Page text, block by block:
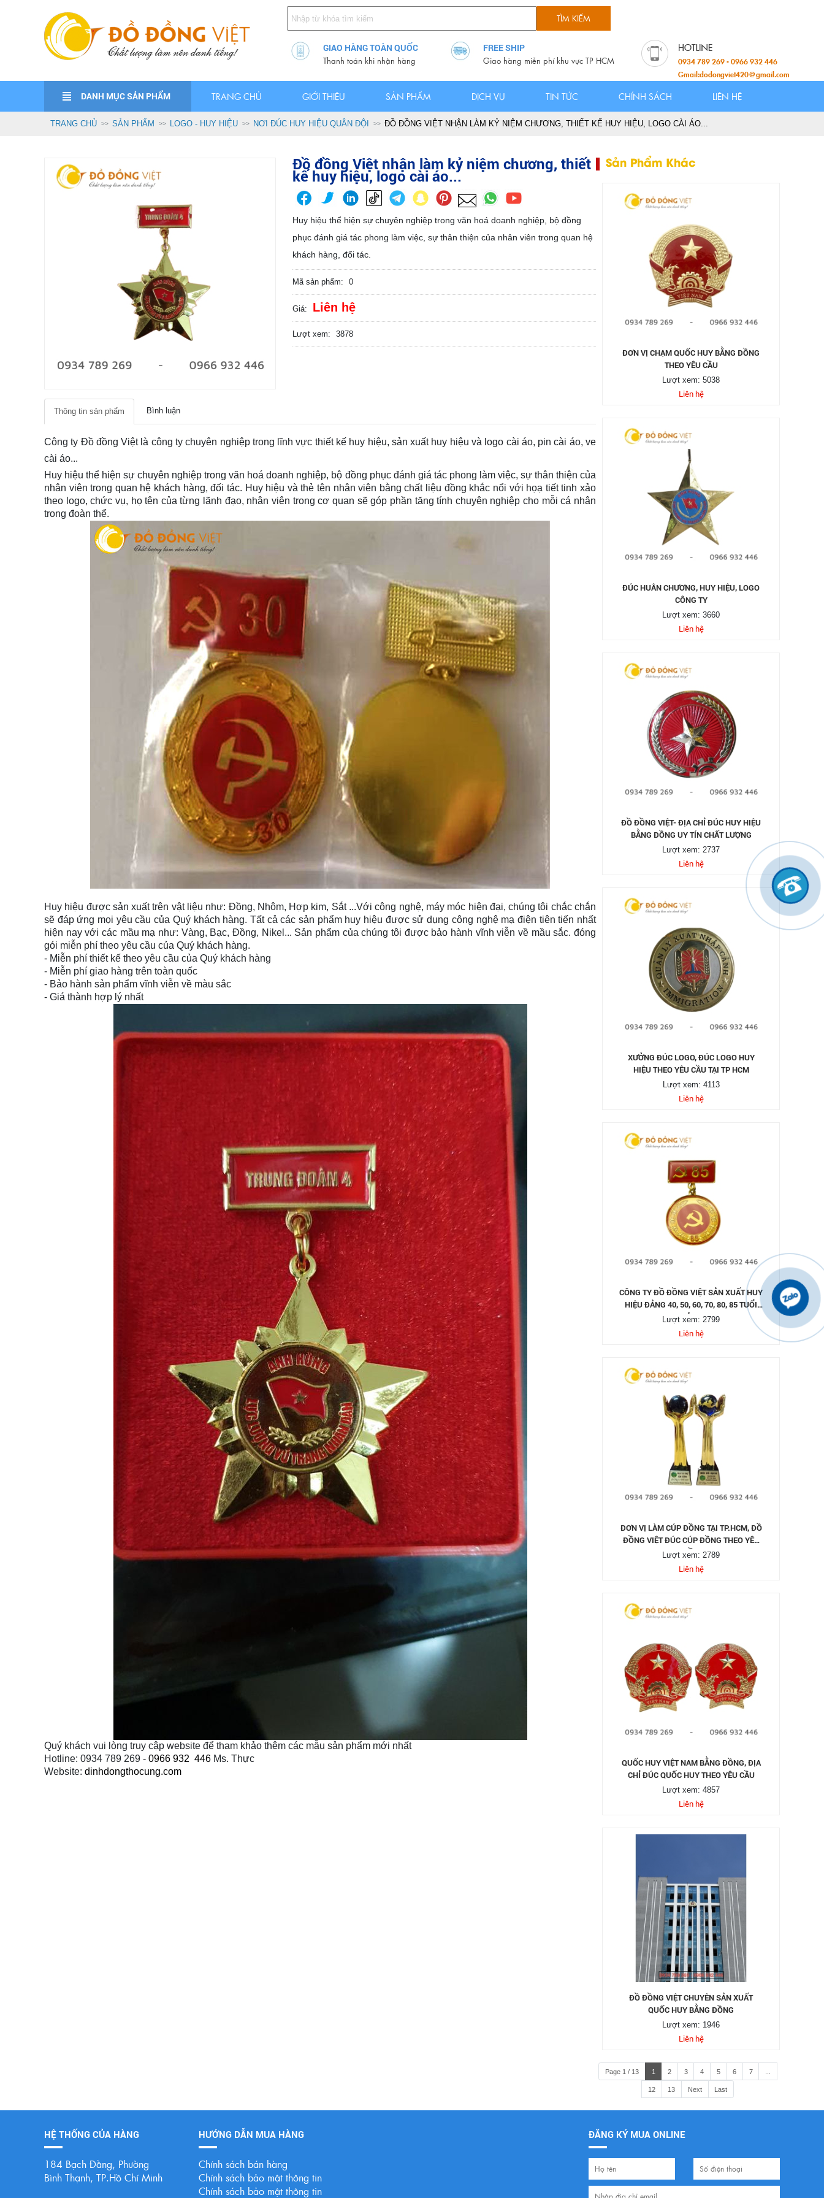
GIAO HÀNG TOÀN QUỐC
Thanh toán khi nhận hàng
FREE SHIP
Giao hàng miễn phí khu vực TP HCM
0934 789 269 - 0966 932 446
Gmail:dodongviet420@gmail.com
DANH MỤC SẢN PHẨM TRANG CHỦ GIỚI THIỆU SẢN PHẨM DỊCH VỤ TIN TỨC CHÍNH SÁCH LIÊN HỆ
TRANG CHỦ SẢN PHẨM LOGO - HUY HIỆU NƠI ĐÚC HUY HIỆU QUÂN ĐỘI ĐỒ ĐỒNG VIỆT NHẬN LÀM KỶ NIỆM CHƯƠNG, THIẾT KẾ HUY HIỆU, LOGO CÀI ÁO...
Đồ đồng Việt nhận làm kỷ niệm chương, thiết
kế huy hiệu, logo cài áo...
Huy hiệu thể hiện sự chuyên nghiệp trong văn hoá doanh nghiệp, bộ đồng
phục đánh giá tác phong làm việc, sự thân thiện của nhân viên trong quan hệ
khách hàng, đối tác.
Mã sản phẩm: 0
Giá: Liên hệ
Lượt xem: 3878
Thông tin sản phẩm Bình luận
Công ty Đồ đồng Việt là công ty chuyên nghiệp trong lĩnh vực thiết kế huy hiệu, sản xuất huy hiệu và logo cài áo, pin cài áo, ve
cài áo...
Huy hiệu thể hiện sự chuyên nghiệp trong văn hoá doanh nghiệp, bộ đồng phục đánh giá tác phong làm việc, sự thân thiện của
nhân viên trong quan hệ khách hàng, đối tác. Huy hiệu và thẻ tên nhân viên bằng chất liệu đồng khắc nổi với họạ tiết tinh xảo
theo logo, chức vụ, họ tên của từng lãnh đạo, nhân viên trong cơ quan sẽ góp phần tăng tính chuyên nghiệp cho mỗi cá nhân
trong đoàn thể.
Huy hiệu được sản xuất trên vật liệu như: Đồng, Nhôm, Hợp kim, Sắt ...Với công nghệ, máy móc hiện đại, chúng tôi chắc chắn
sẽ đáp ứng mọi yêu cầu của Quý khách hàng. Tất cả các sản phẩm huy hiệu được sử dụng công nghệ mạ điện tiên tiến nhất
hiện nay với các mầu mạ như: Vàng, Bạc, Đồng, Nikel... Sản phẩm của chúng tôi được bảo hành vĩnh viễn về mầu sắc. đóng
gói miễn phí theo yêu cầu của Quý khách hàng.
- Miễn phí thiết kế theo yêu cầu của Quý khách hàng
- Miễn phí giao hàng trên toàn quốc
- Bảo hành sản phẩm vĩnh viễn về màu sắc
- Giá thành hợp lý nhất
Quý khách vui lòng truy cập website để tham khảo thêm các mẫu sản phẩm mới nhất
Hotline: 0934 789 269 - 0966 932 446 Ms. Thực
Website: dinhdongthocung.com
Sản Phẩm Khác
ĐƠN VỊ CHẠM QUỐC HUY BẰNG ĐỒNG
THEO YÊU CẦU
Lượt xem: 5038
Liên hệ
ĐÚC HUÂN CHƯƠNG, HUY HIỆU, LOGO
CÔNG TY
Lượt xem: 3660
Liên hệ
ĐỒ ĐỒNG VIỆT- ĐỊA CHỈ ĐÚC HUY HIỆU
BẰNG ĐỒNG UY TÍN CHẤT LƯỢNG
Lượt xem: 2737
Liên hệ
XƯỞNG ĐÚC LOGO, ĐÚC LOGO HUY
HIỆU THEO YÊU CẦU TẠI TP HCM
Lượt xem: 4113
Liên hệ
CÔNG TY ĐỒ ĐỒNG VIỆT SẢN XUẤT HUY
HIỆU ĐẢNG 40, 50, 60, 70, 80, 85 TUỔI
ĐẢNG
Lượt xem: 2799
Liên hệ
ĐƠN VỊ LÀM CÚP ĐỒNG TẠI TP.HCM, ĐỒ
ĐỒNG VIỆT ĐÚC CÚP ĐỒNG THEO YÊU
CẦU
Lượt xem: 2789
Liên hệ
QUỐC HUY VIỆT NAM BẰNG ĐỒNG, ĐỊA
CHỈ ĐÚC QUỐC HUY THEO YÊU CẦU
Lượt xem: 4857
Liên hệ
ĐỒ ĐỒNG VIỆT CHUYÊN SẢN XUẤT
QUỐC HUY BẰNG ĐỒNG
Lượt xem: 1946
Liên hệ
Page 1 / 13 1 2 3 4 5 6 7
12 13 Next Last
HỆ THỐNG CỦA HÀNG
184 Bạch Đằng, Phường
Bình Thạnh, TP.Hồ Chí Minh
HƯỚNG DẪN MUA HÀNG
Chính sách bán hàng
Chính sách bảo mật thông tin
Chính sách bảo mật thông tin
ĐĂNG KÝ MUA ONLINE